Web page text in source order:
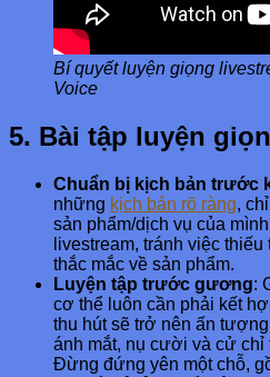
Bí quyết luyện giọng
Voice
5. Bài tập luyện
Chuẩn bị kịch bản trước
những kịch bản rõ ràng,
sản phẩm/dịch vụ của
livestream, tránh việc
thắc mắc về sản phẩm.
Luyện tập trước gương:
cơ thể luôn cần phải kết
thu hút sẽ trở nên ấn
ánh mắt, nụ cười và cử chỉ
Đừng đứng yên một chỗ,